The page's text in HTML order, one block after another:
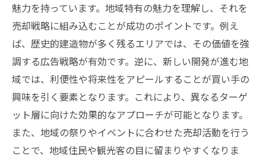
魅力を持っています。地域特有の魅力を理解し、それを
売却戦略に組み込むことが成功のポイントです。例え
ば、歴史的建造物が多く残るエリアでは、その価値を強
調する広告戦略が有効です。逆に、新しい開発が進む地
域では、利便性や将来性をアピールすることが買い手の
興味を引く要素となります。これにより、異なるターゲ
ット層に向けた効果的なアプローチが可能となります。
また、地域の祭りやイベントに合わせた売却活動を行う
ことで、地域住民や観光客の目に留まりやすくなりま